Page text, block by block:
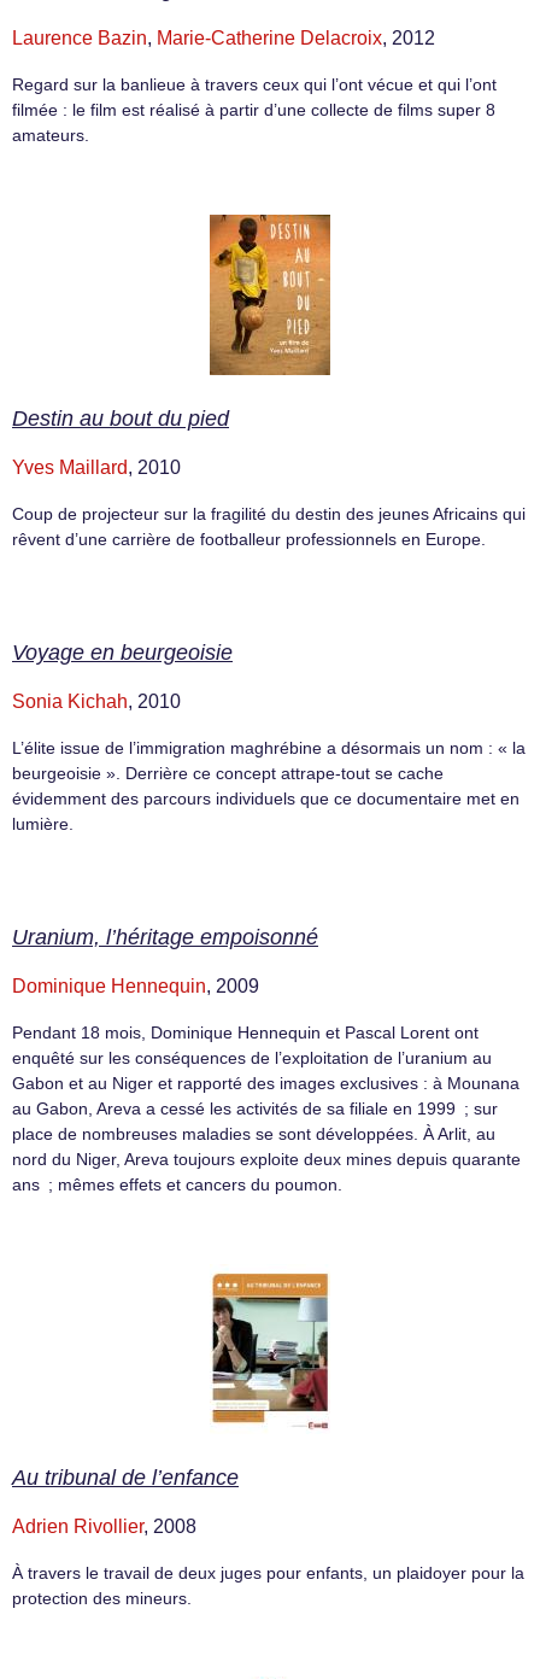
Laurence Bazin, Marie-Catherine Delacroix, 2012
Regard sur la banlieue à travers ceux qui l’ont vécue et qui l’ont
filmée : le film est réalisé à partir d’une collecte de films super 8
amateurs.
Destin au bout du pied
Yves Maillard, 2010
Coup de projecteur sur la fragilité du destin des jeunes Africains qui
rêvent d’une carrière de footballeur professionnels en Europe.
Voyage en beurgeoisie
Sonia Kichah, 2010
L’élite issue de l’immigration maghrébine a désormais un nom : « la
beurgeoisie ». Derrière ce concept attrape-tout se cache
évidemment des parcours individuels que ce documentaire met en
lumière.
Uranium, l’héritage empoisonné
Dominique Hennequin, 2009
Pendant 18 mois, Dominique Hennequin et Pascal Lorent ont
enquêté sur les conséquences de l’exploitation de l’uranium au
Gabon et au Niger et rapporté des images exclusives : à Mounana
au Gabon, Areva a cessé les activités de sa filiale en 1999 ; sur
place de nombreuses maladies se sont développées. À Arlit, au
nord du Niger, Areva toujours exploite deux mines depuis quarante
ans ; mêmes effets et cancers du poumon.
Au tribunal de l’enfance
Adrien Rivollier, 2008
À travers le travail de deux juges pour enfants, un plaidoyer pour la
protection des mineurs.